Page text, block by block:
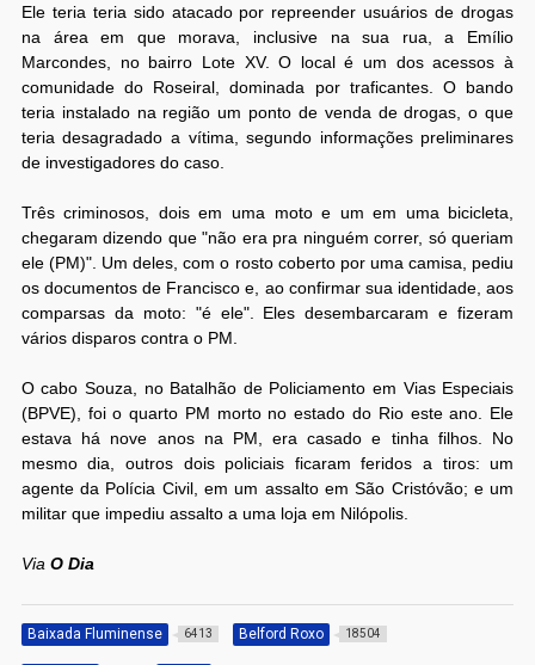
Ele teria teria sido atacado por repreender usuários de drogas
na área em que morava, inclusive na sua rua, a Emílio
Marcondes, no bairro Lote XV. O local é um dos acessos à
comunidade do Roseiral, dominada por traficantes. O bando
teria instalado na região um ponto de venda de drogas, o que
teria desagradado a vítima, segundo informações preliminares
de investigadores do caso.
Três criminosos, dois em uma moto e um em uma bicicleta,
chegaram dizendo que "não era pra ninguém correr, só queriam
ele (PM)". Um deles, com o rosto coberto por uma camisa, pediu
os documentos de Francisco e, ao confirmar sua identidade, aos
comparsas da moto: "é ele". Eles desembarcaram e fizeram
vários disparos contra o PM.
O cabo Souza, no Batalhão de Policiamento em Vias Especiais
(BPVE), foi o quarto PM morto no estado do Rio este ano. Ele
estava há nove anos na PM, era casado e tinha filhos. No
mesmo dia, outros dois policiais ficaram feridos a tiros: um
agente da Polícia Civil, em um assalto em São Cristóvão; e um
militar que impediu assalto a uma loja em Nilópolis.
Via O Dia
Baixada Fluminense 6413 Belford Roxo 18504